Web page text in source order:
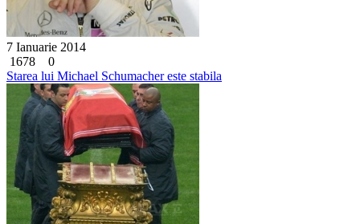
7 Ianuarie 2014
1678
0
Starea lui Michael Schumacher este stabila